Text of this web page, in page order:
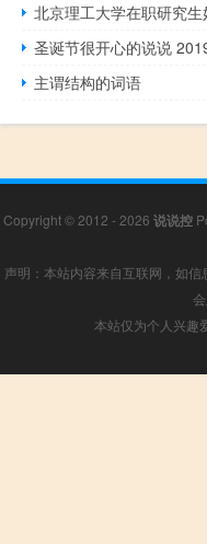
北京理工大学在职研究
圣诞节很开心的说说
主谓结构的词语
Copyright © 2012 - 2026 说说控
声明：本站内容来自互联网，如
本站仅为个人兴趣